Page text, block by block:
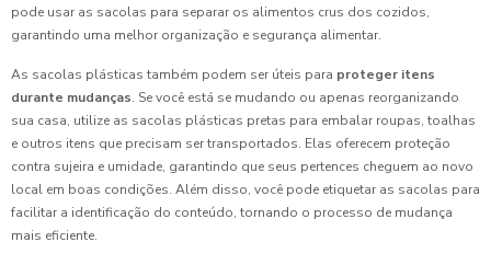
pode usar as sacolas para separar os alimentos crus dos cozidos,
garantindo uma melhor organização e segurança alimentar.
As sacolas plásticas também podem ser úteis para proteger itens
durante mudanças. Se você está se mudando ou apenas reorganizando
sua casa, utilize as sacolas plásticas pretas para embalar roupas, toalhas
e outros itens que precisam ser transportados. Elas oferecem proteção
contra sujeira e umidade, garantindo que seus pertences cheguem ao novo
local em boas condições. Além disso, você pode etiquetar as sacolas para
facilitar a identificação do conteúdo, tornando o processo de mudança
mais eficiente.